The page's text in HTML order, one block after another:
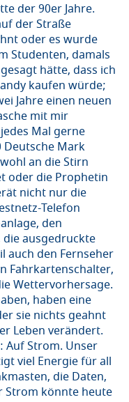
der 90er Jahre.
der Straße
oder es wurde
Studenten, damals
hätte, dass ich
kaufen würde;
Jahre einen neuen
mit mir
Mal gerne
Mark
an die Stirn
oder die Prophetin
nicht nur die
Telefon
den
ausgedruckte
auch den Fernseher
Fahrkartenschalter,
Wettervorhersage.
haben eine
sie nichts geahnt
Leben verändert.
Auf Strom. Unser
viel Energie für all
die Daten,
Strom könnte heute